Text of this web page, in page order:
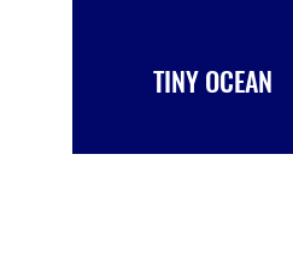
TINY OCEAN